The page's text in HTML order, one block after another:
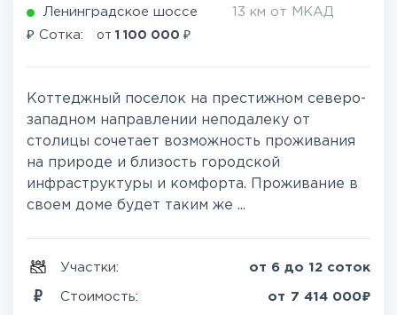
Ленинградское шоссе 13 км от МКАД
₽ Сотка: от 1 100 000 ₽
Коттеджный поселок на престижном северо-
западном направлении неподалеку от
столицы сочетает возможность проживания
на природе и близость городской
инфраструктуры и комфорта. Проживание в
своем доме будет таким же ...
Участки: от 6 до 12 соток
Стоимость: от 7 414 000₽